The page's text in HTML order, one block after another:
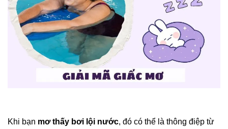
Khi bạn mơ thấy bơi lội nước, đó có thể là thông điệp từ